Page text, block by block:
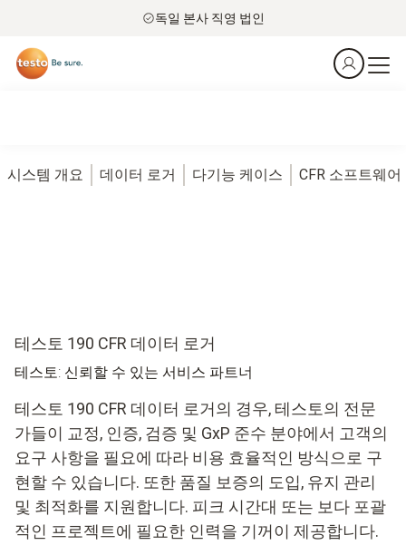
독일 본사 직영 법인
시스템 개요 데이터 로거 다기능 케이스 CFR 소프트웨어
테스토 190 CFR 데이터 로거
테스토: 신뢰할 수 있는 서비스 파트너
테스토 190 CFR 데이터 로거의 경우, 테스토의 전문
가들이 교정, 인증, 검증 및 GxP 준수 분야에서 고객의
요구 사항을 필요에 따라 비용 효율적인 방식으로 구
현할 수 있습니다. 또한 품질 보증의 도입, 유지 관리
및 최적화를 지원합니다. 피크 시간대 또는 보다 포괄
적인 프로젝트에 필요한 인력을 기꺼이 제공합니다.